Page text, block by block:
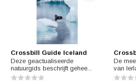
Crossbill Guide Iceland
Deze geactualiseerde
natuurgids beschrijft gehee...
De
van